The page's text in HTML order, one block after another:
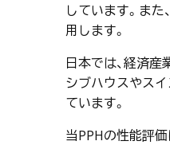
しています。ま
用します。
日本では、経済
シブハウスやス
ています。
当PPHの性能評価